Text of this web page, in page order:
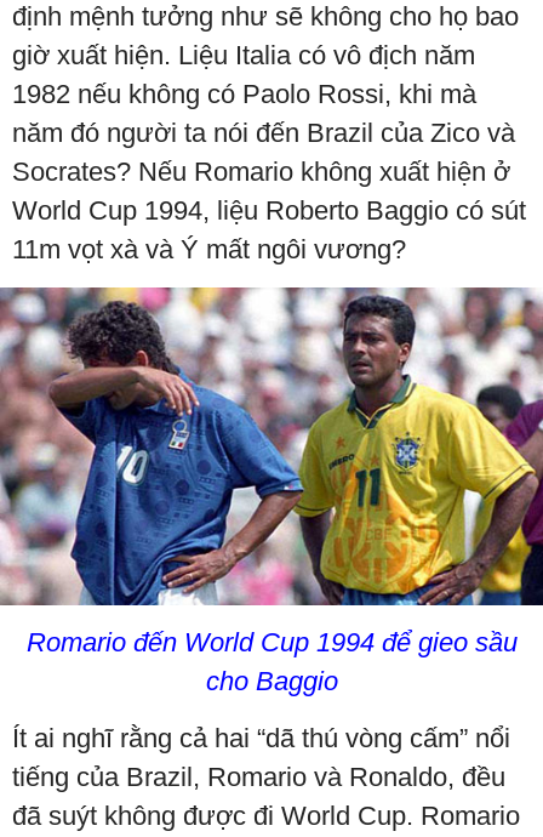
định mệnh tưởng như sẽ không cho họ bao
giờ xuất hiện. Liệu Italia có vô địch năm
1982 nếu không có Paolo Rossi, khi mà
năm đó người ta nói đến Brazil của Zico và
Socrates? Nếu Romario không xuất hiện ở
World Cup 1994, liệu Roberto Baggio có sút
11m vọt xà và Ý mất ngôi vương?
Romario đến World Cup 1994 để gieo sầu
cho Baggio
Ít ai nghĩ rằng cả hai “dã thú vòng cấm” nổi
tiếng của Brazil, Romario và Ronaldo, đều
đã suýt không được đi World Cup. Romario